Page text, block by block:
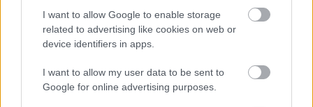
I want to allow Google to enable storage
related to advertising like cookies on web or
device identifiers in apps.
I want to allow my user data to be sent to
Google for online advertising purposes.
Kincsemig a legdrágábbnak számított hazai, 2,5
milliárdból forgott holokauszt-dráma a Nobel-díjas
regényből. A nemzetközi kritikák százszor
fényesebben szóltak, mint a hazaiak, de a komplett
oktatási rendszer megmoziztatása a kasszáknál
azért nagy dicsőséget hozott.